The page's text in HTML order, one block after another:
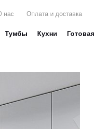
нас Оплата и доставка
Тумбы Кухни